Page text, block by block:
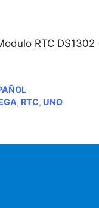
RTC
, RTC, UNO